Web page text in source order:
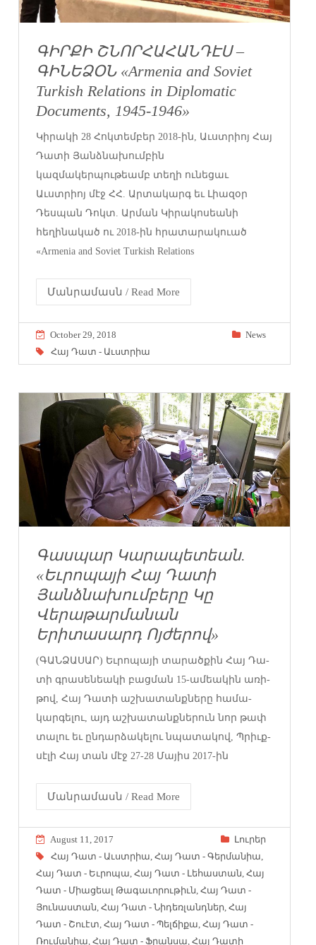
ԳԻՐՔԻ ՇՆՈՐՀԱՀԱՆԴԷՍ –
ԳԻՆԵՁՕՆ «Armenia and Soviet
Turkish Relations in Diplomatic
Documents, 1945-1946»
Կիրակի 28 Հոկտեմբեր 2018-ին, Աւստրիոյ Հայ
Դատի Յանձնախումբին
կազմակերպութեամբ տեղի ունեցաւ
Աւստրիոյ մէջ ՀՀ. Արտակարգ եւ Լիազօր
Դեսպան Դոկտ. Արման Կիրակոսեանի
հեղինակած ու 2018-ին հրատարակուած
«Armenia and Soviet Turkish Relations
Մանրամասն / Read More
October 29, 2018
News
Հայ Դատ - Աւստրիա
Գասպար Կարապետեան.
«Եւրոպայի Հայ Դատի
Յանձնախումբերը Կը
Վերաթարմանան
Երիտասարդ Ոյժերով»
(ԳԱՆՁԱՍԱՐ) Եւ­րո­պա­յի տա­րած­քին Հայ Դա­
տի գրա­սեն­եա­կի բաց­ման 15-ամ­եա­կին առի­
թով, Հայ Դա­տի աշ­խա­տանք­նե­րը հա­մա­
կար­գե­լու, այդ աշ­խա­տանք­նե­րուն նոր թափ
տա­լու եւ ըն­դար­ձա­կե­լու նպա­տա­կով, Պրիւք­
սէ­լի Հայ տան մէջ 27-28 Մա­յիս 2017-ին
Մանրամասն / Read More
August 11, 2017
Լուրեր
Հայ Դատ - Աւստրիա ,Հայ Դատ - Գերմանիա
Հայ Դատ - Եւրոպա ,Հայ Դատ - Լեհաստան ,Հայ
Դատ - Միացեալ Թագաւորութիւն ,Հայ Դատ -
Յունաստան ,Հայ Դատ - Նիդեռլանդներ ,Հայ
Դատ - Շուէտ ,Հայ Դատ - Պելճիքա ,Հայ Դատ -
Ռումանիա ,Հայ Դատ - Ֆրանսա ,Հայ Դատի